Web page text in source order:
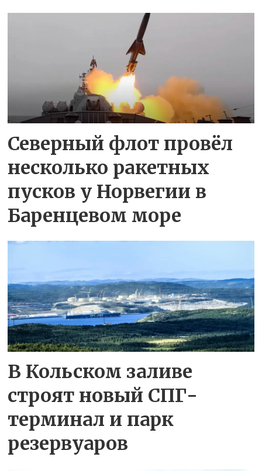
Северный флот провёл
несколько ракетных
пусков у Норвегии в
Баренцевом море
В Кольском заливе
строят новый СПГ-
терминал и парк
резервуаров